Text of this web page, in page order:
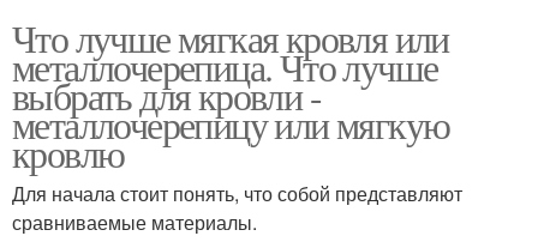
Что лучше мягкая кровля или
металлочерепица. Что лучше
выбрать для кровли -
металлочерепицу или мягкую
кровлю
Для начала стоит понять, что собой представляют
сравниваемые материалы.